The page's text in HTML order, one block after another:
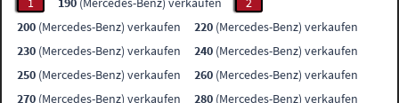
200 (Mercedes-Benz) verkaufen 220 (Mercedes-Benz) verkaufen
230 (Mercedes-Benz) verkaufen 240 (Mercedes-Benz) verkaufen
250 (Mercedes-Benz) verkaufen 260 (Mercedes-Benz) verkaufen
270 (Mercedes-Benz) verkaufen 280 (Mercedes-Benz) verkaufen